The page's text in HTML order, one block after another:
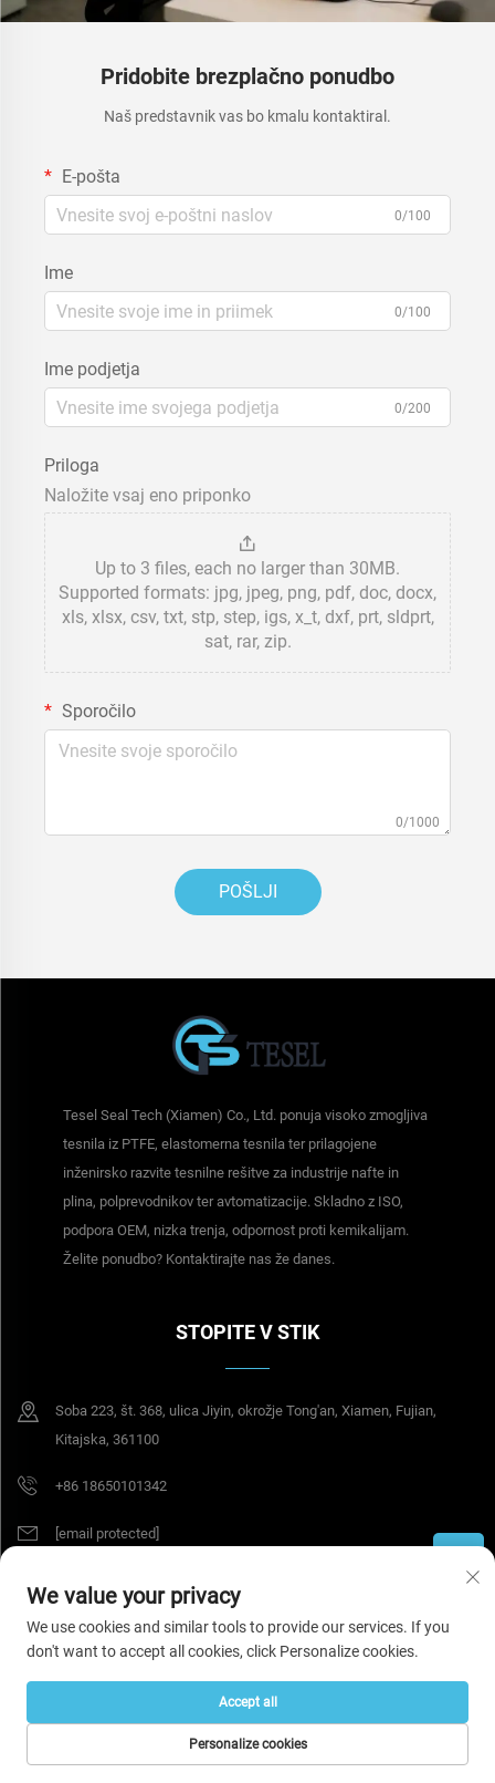
Pridobite brezplačno ponudbo
Naš predstavnik vas bo kmalu kontaktiral.
E-pošta
0/100
Ime
0/100
Ime podjetja
0/200
Priloga
Naložite vsaj eno priponko
Up to 3 files, each no larger than 30MB.
Supported formats: jpg, jpeg, png, pdf, doc, docx,
xls, xlsx, csv, txt, stp, step, igs, x_t, dxf, prt, sldprt,
sat, rar, zip.
Sporočilo
0/1000
POŠLJI
Tesel Seal Tech (Xiamen) Co., Ltd. ponuja visoko zmogljiva
tesnila iz PTFE, elastomerna tesnila ter prilagojene
inženirsko razvite tesnilne rešitve za industrije nafte in
plina, polprevodnikov ter avtomatizacije. Skladno z ISO,
podpora OEM, nizka trenja, odpornost proti kemikalijam.
Želite ponudbo? Kontaktirajte nas že danes.
STOPITE V STIK
Soba 223, št. 368, ulica Jiyin, okrožje Tong'an, Xiamen, Fujian,
Kitajska, 361100
+86 18650101342
[email protected]
Avtorske pravice © 2026 Tesel Seal Tech (Xiamen) Co., Ltd. Vse pravice
pridržane. Pravilnik o zasebnosti
We value your privacy
We use cookies and similar tools to provide our services. If you
don't want to accept all cookies, click Personalize cookies.
Personalize cookies
Accept all